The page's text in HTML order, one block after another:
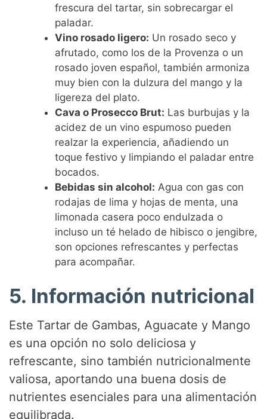
frescura del tartar, sin sobrecargar el
paladar.
Vino rosado ligero: Un rosado seco y
afrutado, como los de la Provenza o un
rosado joven español, también armoniza
muy bien con la dulzura del mango y la
ligereza del plato.
Cava o Prosecco Brut: Las burbujas y la
acidez de un vino espumoso pueden
realzar la experiencia, añadiendo un
toque festivo y limpiando el paladar entre
bocados.
Bebidas sin alcohol: Agua con gas con
rodajas de lima y hojas de menta, una
limonada casera poco endulzada o
incluso un té helado de hibisco o jengibre,
son opciones refrescantes y perfectas
para acompañar.
5. Información nutricional
Este Tartar de Gambas, Aguacate y Mango
es una opción no solo deliciosa y
refrescante, sino también nutricionalmente
valiosa, aportando una buena dosis de
nutrientes esenciales para una alimentación
equilibrada.